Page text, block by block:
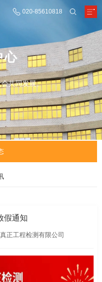
020-85610818
心
共同发展。
假通知
正工程检测有限公司